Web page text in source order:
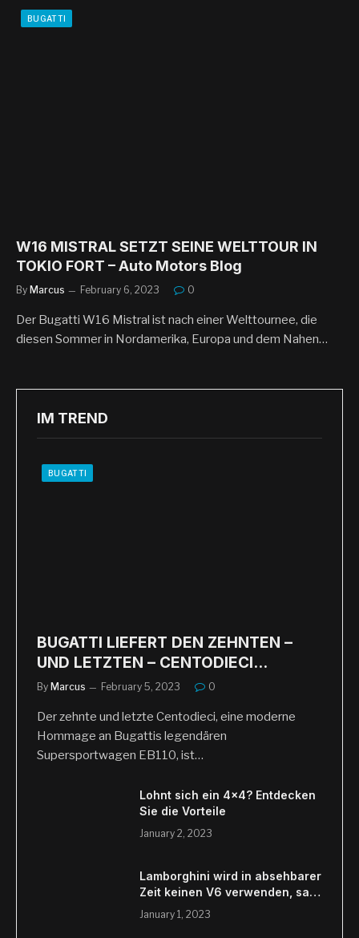
BUGATTI
W16 MISTRAL SETZT SEINE WELTTOUR IN
TOKIO FORT – Auto Motors Blog
By Marcus February 6, 2023 0
Der Bugatti W16 Mistral ist nach einer Welttournee, die
diesen Sommer in Nordamerika, Europa und dem Nahen…
IM TREND
BUGATTI
BUGATTI LIEFERT DEN ZEHNTEN –
UND LETZTEN – CENTODIECI
HYPERSPORTWAGEN – Auto Motors
By Marcus February 5, 2023 0
Der zehnte und letzte Centodieci, eine moderne
Hommage an Bugattis legendären
Supersportwagen EB110, ist…
Lohnt sich ein 4×4? Entdecken
Sie die Vorteile
January 2, 2023
Lamborghini wird in absehbarer
Zeit keinen V6 verwenden, sagt
CTO
January 1, 2023